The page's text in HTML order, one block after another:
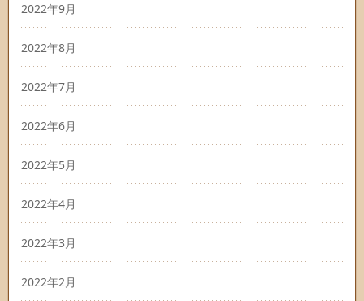
2022年9月
2022年8月
2022年7月
2022年6月
2022年5月
2022年4月
2022年3月
2022年2月